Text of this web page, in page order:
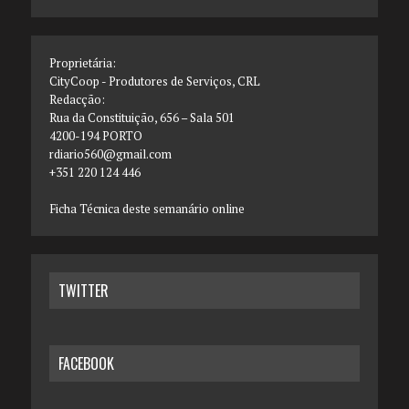
Proprietária:
CityCoop - Produtores de Serviços, CRL
Redacção:
Rua da Constituição, 656 – Sala 501
4200-194 PORTO
rdiario560@gmail.com
+351 220 124 446
Ficha Técnica deste semanário online
TWITTER
FACEBOOK